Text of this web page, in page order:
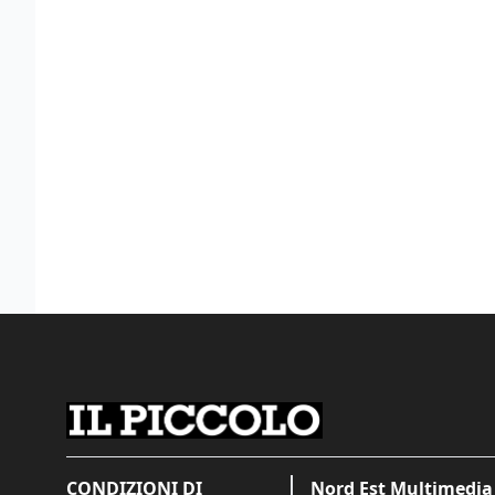
CONDIZIONI DI
Nord Est Multimedia